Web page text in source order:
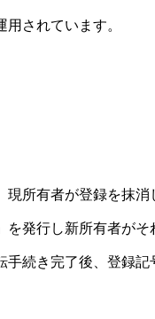
されています。
現所有者が登録を抹消
を発行し新所有者がそ
手続き完了後、登録記